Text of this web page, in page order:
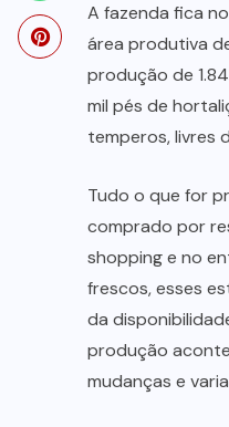
A fazenda fica
área produtiva
produção de
mil pés de
temperos, livres
Tudo o que for
comprado por
shopping e no
frescos, esses
da
produção
mudanças e